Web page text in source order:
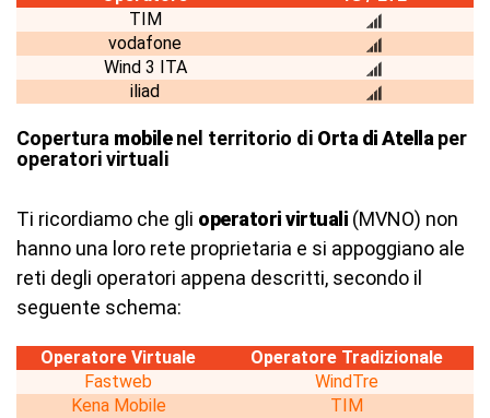
TIM
vodafone
Wind 3 ITA
iliad
Copertura mobilenel territorio di Orta di Atella per
operatori virtuali
Ti ricordiamo che gli operatori virtuali (MVNO) non
hanno una loro rete proprietaria e si appoggiano ale
reti degli operatori appena descritti, secondo il
seguente schema:
Operatore Virtuale
Operatore Tradizionale
Fastweb
WindTre
Kena Mobile
TIM